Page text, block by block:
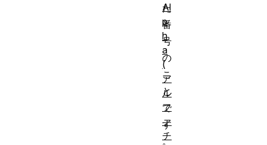
た
番
号
の
こ
と
で
す
。
Al
p
h
a
(
ア
ル
フ
ァ
チ